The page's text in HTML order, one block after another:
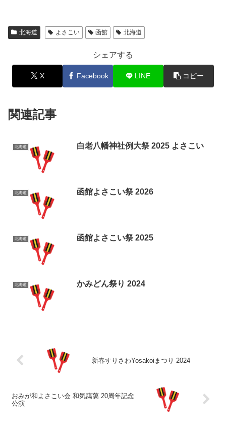
北海道 よさこい 函館 北海道
シェアする
X Facebook LINE コピー
関連記事
北海道 白老八幡神社例大祭 2025 よさこい
北海道 函館よさこい祭 2026
北海道 函館よさこい祭 2025
北海道 かみどん祭り 2024
新春すりさわYosakoiまつり 2024
おみが和よさこい会 和気藹藹 20周年記念
公演